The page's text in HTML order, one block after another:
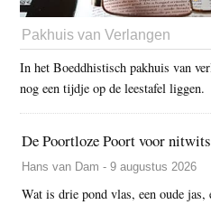
Pakhuis van Verlangen
In het Boeddhistisch pakhuis van
nog een tijdje op de leestafel liggen.
De Poortloze Poort voor
Hans van Dam - 9 augustus 2026
Wat is drie pond vlas, een oude jas,